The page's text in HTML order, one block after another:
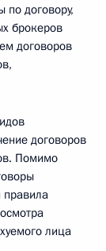
по договору,
брокеров
договоров
договоров
Помимо
правила
лица